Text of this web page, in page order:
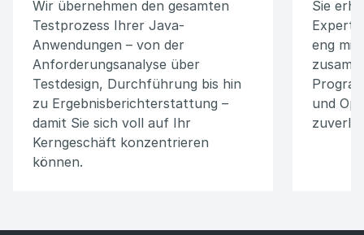
Wir übernehmen den gesamten
Testprozess Ihrer Java-
Anwendungen – von der
Anforderungsanalyse über
Testdesign, Durchführung bis hin
zu Ergebnisberichterstattung –
damit Sie sich voll auf Ihr
Kerngeschäft konzentrieren
können.
Sie
eng mit
und